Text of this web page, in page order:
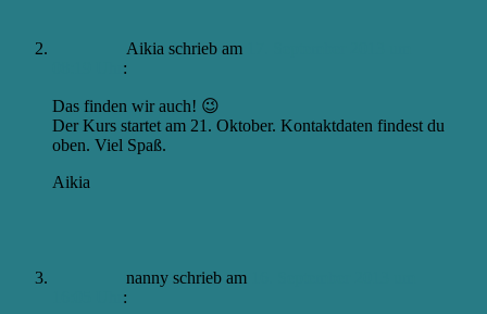
Aikia schrieb am
:
Das finden wir auch! 😉
Der Kurs startet am 21. Oktober. Kontaktdaten findest du
oben. Viel Spaß.
Aikia
nanny schrieb am
: